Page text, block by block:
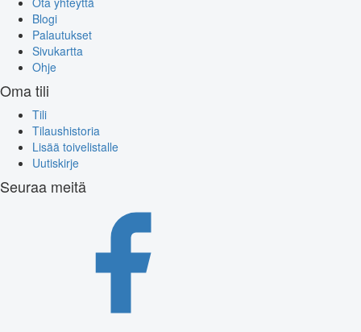
Blogi
Palautukset
Sivukartta
Ohje
Oma tili
Tili
Tilaushistoria
Lisää toivelistalle
Uutiskirje
Seuraa meitä